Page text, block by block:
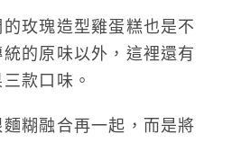
玫瑰造型雞蛋糕也是不
的原味以外，這裡還有
款口味。
糊融合再一起，而是將